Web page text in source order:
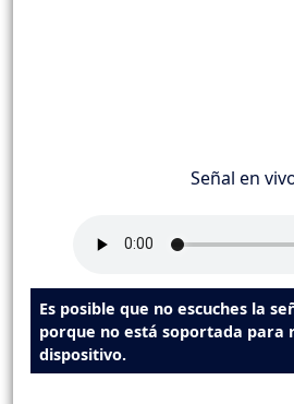
Señal en
Es posible que no escuches la
porque no está soportada para
dispositivo.